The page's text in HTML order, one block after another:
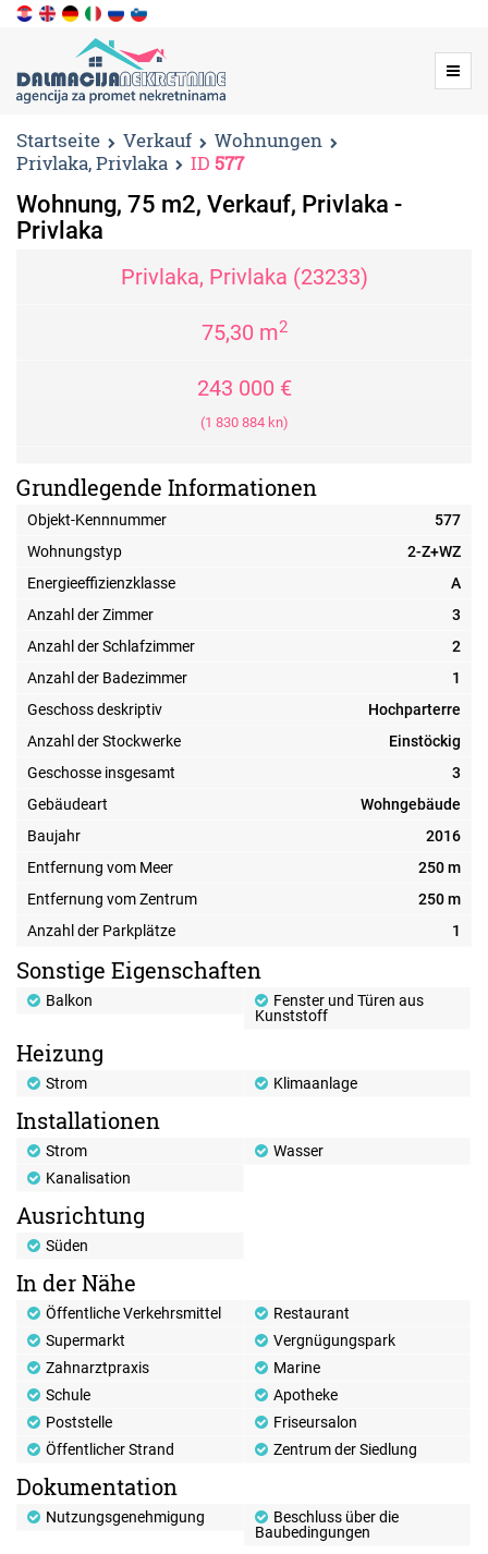
Menu
Startseite Verkauf
Wohnungen
Privlaka, Privlaka
ID 577
Wohnung, 75 m2, Verkauf, Privlaka -
Privlaka
Privlaka, Privlaka (23233)
75,30 m2
243 000 €
(1 830 884 kn)
Grundlegende Informationen
Objekt-Kennnummer
577
Wohnungstyp
2-Z+WZ
Energieeffizienzklasse
A
Anzahl der Zimmer
3
Anzahl der Schlafzimmer
2
Anzahl der Badezimmer
1
Geschoss deskriptiv
Hochparterre
Anzahl der Stockwerke
Einstöckig
Geschosse insgesamt
3
Gebäudeart
Wohngebäude
Baujahr
2016
Entfernung vom Meer
250 m
Entfernung vom Zentrum
250 m
Anzahl der Parkplätze
1
Sonstige Eigenschaften
Balkon
Fenster und Türen aus
Kunststoff
Heizung
Strom Klimaanlage
Installationen
Strom
Wasser
Kanalisation
Ausrichtung
Süden
In der Nähe
Öffentliche Verkehrsmittel
Restaurant
Supermarkt
Vergnügungspark
Zahnarztpraxis
Marine
Schule
Apotheke
Poststelle
Friseursalon
Öffentlicher Strand
Zentrum der Siedlung
Dokumentation
Nutzungsgenehmigung
Beschluss über die
Baubedingungen